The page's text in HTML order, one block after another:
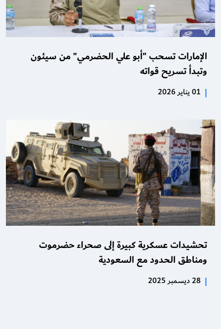
الإمارات تسحب "أبو علي الحضرمي" من سيئون
وتبدأ تسريح قواته
| 01 يناير 2026
تحشيدات عسكرية كبيرة إلى صحراء حضرموت
ومناطق الحدود مع السعودية
| 28 ديسمبر 2025